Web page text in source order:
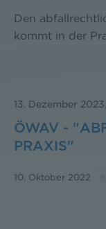
Den
kommt in der
13. Dezember
ÖWAV -
PRAXIS"
10. Oktober 2022